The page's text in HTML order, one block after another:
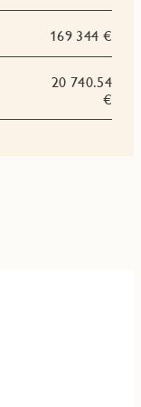
169 344 €
20 740.54
€